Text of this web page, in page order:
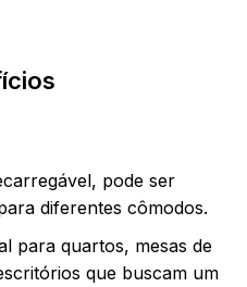
pode ser
diferentes cômodos.
para quartos, mesas de
que buscam um